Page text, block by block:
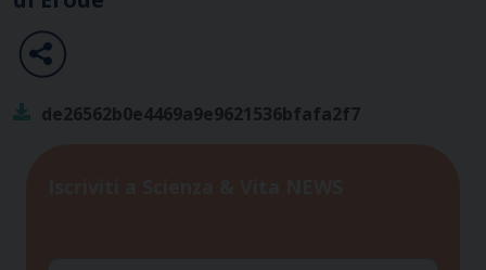
de26562b0e4469a9e9621536bfafa2f7